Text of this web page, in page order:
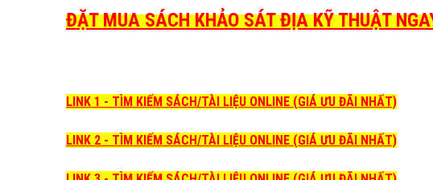
ĐẶT MUA SÁCH KHẢO SÁT ĐỊA KỸ THUẬT
LINK 1 - TÌM KIẾM SÁCH/TÀI LIỆU ONLINE (GIÁ ƯU ĐÃI NHẤT)
LINK 2 - TÌM KIẾM SÁCH/TÀI LIỆU ONLINE (GIÁ ƯU ĐÃI NHẤT)